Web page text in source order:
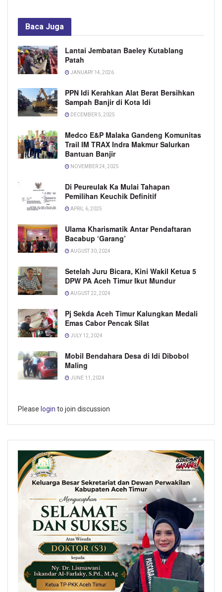
Baca Juga
Lantai Jembatan Baeley Kutablang
Patah
JANUARY 14, 2026
PPN Idi Kerahkan Alat Berat Bersihkan
Sampah Banjir di Kota Idi
DECEMBER 5, 2025
Medco E&P Malaka Gandeng Komunitas
Trail IM TRAX Indra Makmur Salurkan
Bantuan Banjir
NOVEMBER 24, 2025
Di Peureulak Ka Mulai Tahapan
Pemilihan Keuchik Definitif
APRIL 6, 2025
Ulama Kharismatik Antar Pendaftaran
Bacabup ‘Garang’
AUGUST 30, 2024
Setelah Juru Bicara, Kini Wakil Ketua 5
DPW PA Aceh Timur Ikut Mundur
AUGUST 22, 2024
Pj Sekda Aceh Timur Kalungkan Medali
Emas Cabor Pencak Silat
JULY 12, 2024
Mobil Bendahara Desa di Idi Dibobol
Maling
JUNE 11, 2024
Please login to join discussion